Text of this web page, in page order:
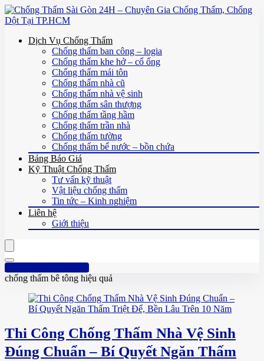
Dịch Vụ Chống Thấm
Chống thấm ban công – logia
Chống thấm khe hở – cổ ống
Chống thấm mái tôn
Chống thấm nhà cũ
Chống thấm nhà vệ sinh
Chống thấm sân thượng
Chống thấm tầng hầm
Chống thấm trần nhà
Chống thấm tường
Chống thấm bể nước – bồn chứa
Bảng Báo Giá
Kỹ Thuật Chống Thấm
Tư vấn kỹ thuật
Vật liệu chống thấm
Tin tức – Kinh nghiệm
Liên hệ
Giới thiệu
Hotline: 0961 894 472
chống thấm bê tông hiệu quả
Thi Công Chống Thấm Nhà Vệ Sinh
Đúng Chuẩn – Bí Quyết Ngăn Thấm